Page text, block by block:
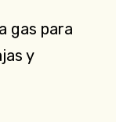
gas para
y